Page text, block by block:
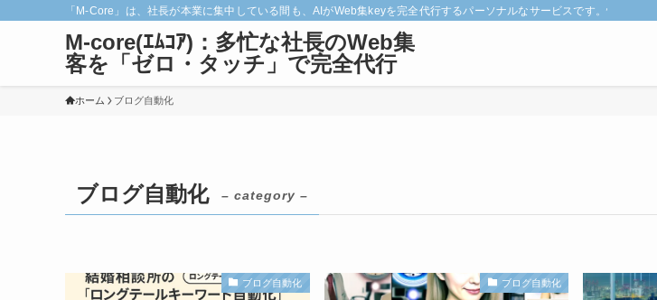
「M-Core」は、社長が本業に集中している間も、AIがWeb集keyを完全代行するパーソナルなサービスです。悩みの
M-core(ｴﾑｺｱ)：多忙な社長のWeb集
客を「ゼロ・タッチ」で完全代行
ホーム ブログ自動化
ブログ自動化 – category –
ブログ自動化 ブログ自動化